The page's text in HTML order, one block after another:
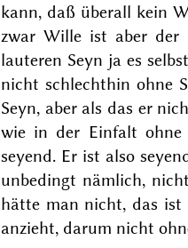
kann, daß überall kein
zwar Wille ist aber der
lauteren Seyn ja es
nicht schlechthin ohne
Seyn, aber als das er
wie in der Einfalt ohne
seyend. Er ist also
unbedingt nämlich,
hätte man nicht, das ist
anzieht, darum nicht